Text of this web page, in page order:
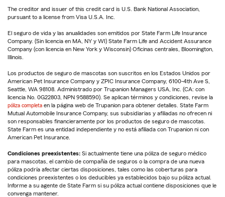
The creditor and issuer of this credit card is U.S. Bank National Association,
pursuant to a license from Visa U.S.A. Inc.
El seguro de vida y las anualidades son emitidos por State Farm Life Insurance
Company. (Sin licencia en MA, NY y WI) State Farm Life and Accident Assurance
Company (con licencia en New York y Wisconsin) Oficinas centrales, Bloomington,
Illinois.
Los productos de seguro de mascotas son suscritos en los Estados Unidos por
American Pet Insurance Company y ZPIC Insurance Company, 6100-4th Ave S,
Seattle, WA 98108. Administrado por Trupanion Managers USA, Inc. (CA: con
licencia No. 0G22803, NPN 9588590). Se aplican términos y condiciones, revise la
póliza completa en la página web de Trupanion para obtener detalles. State Farm
Mutual Automobile Insurance Company, sus subsidiarias y afiliadas no ofrecen ni
son responsables financieramente por los productos de seguro de mascotas.
State Farm es una entidad independiente y no está afiliada con Trupanion ni con
American Pet Insurance.
Condiciones preexistentes: Si actualmente tiene una póliza de seguro médico
para mascotas, el cambio de compañía de seguros o la compra de una nueva
póliza podría afectar ciertas disposiciones, tales como las coberturas para
condiciones preexistentes o los deducibles ya establecidos bajo su póliza actual.
Informe a su agente de State Farm si su póliza actual contiene disposiciones que le
convenga mantener.